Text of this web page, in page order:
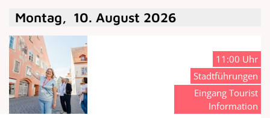
Montag, 10. August 2026
11:00 Uhr
Stadtführungen
Eingang Tourist
Information